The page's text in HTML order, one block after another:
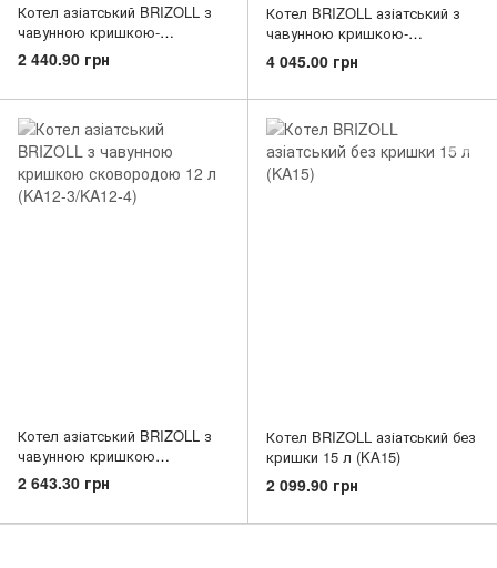
Котел азіатський BRIZOLL з
чавунною кришкою-
сковородою 10 л (KA10-2)
2 440.90 грн
Котел BRIZOLL азіатський з
чавунною кришкою-
сковорідкою 12 л (KA12-3)
4 045.00 грн
Котел азіатський BRIZOLL з
чавунною кришкою
сковородою 12 л (KA12-
3/KA12-4)
2 643.30 грн
Котел BRIZOLL азіатський без
кришки 15 л (KA15)
2 099.90 грн